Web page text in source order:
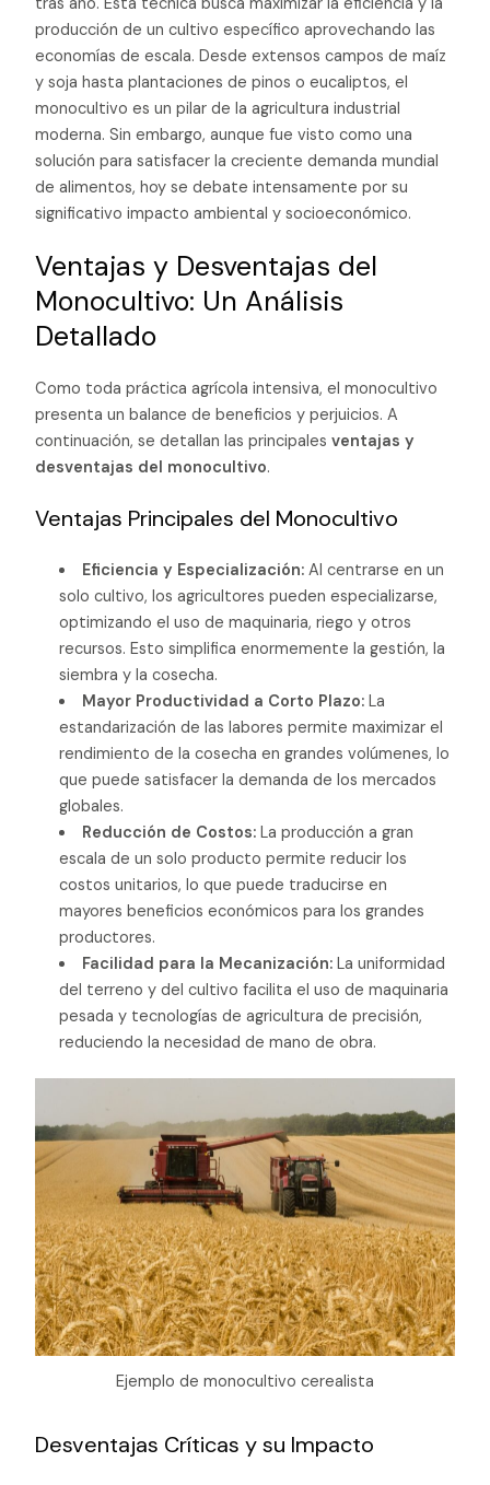
producción de un cultivo específico aprovechando las
economías de escala. Desde extensos campos de maíz
y soja hasta plantaciones de pinos o eucaliptos, el
monocultivo es un pilar de la agricultura industrial
moderna. Sin embargo, aunque fue visto como una
solución para satisfacer la creciente demanda mundial
de alimentos, hoy se debate intensamente por su
significativo impacto ambiental y socioeconómico.
Ventajas y Desventajas del
Monocultivo: Un Análisis
Detallado
Como toda práctica agrícola intensiva, el monocultivo
presenta un balance de beneficios y perjuicios. A
continuación, se detallan las principalesventajas y
desventajas del monocultivo.
Ventajas Principales del Monocultivo
Eficiencia y Especialización:Al centrarse en un
solo cultivo, los agricultores pueden especializarse,
optimizando el uso de maquinaria, riego y otros
recursos. Esto simplifica enormemente la gestión, la
siembra y la cosecha.
Mayor Productividad a Corto Plazo:La
estandarización de las labores permite maximizar el
rendimiento de la cosecha en grandes volúmenes, lo
que puede satisfacer la demanda de los mercados
globales.
Reducción de Costos:La producción a gran
escala de un solo producto permite reducir los
costos unitarios, lo que puede traducirse en
mayores beneficios económicos para los grandes
productores.
Facilidad para la Mecanización:La uniformidad
del terreno y del cultivo facilita el uso de maquinaria
pesada y tecnologías de agricultura de precisión,
reduciendo la necesidad de mano de obra.
Ejemplo de monocultivo cerealista
Desventajas Críticas y su Impacto